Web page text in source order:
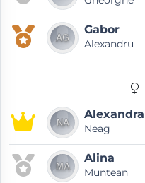
Gabor
Alexandru
Alexandra
Neag
Alina
Muntean